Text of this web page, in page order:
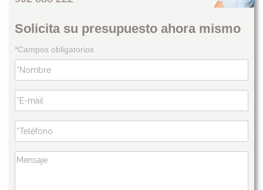
Solicita su presupuesto ahora mismo
*Campos obligatorios